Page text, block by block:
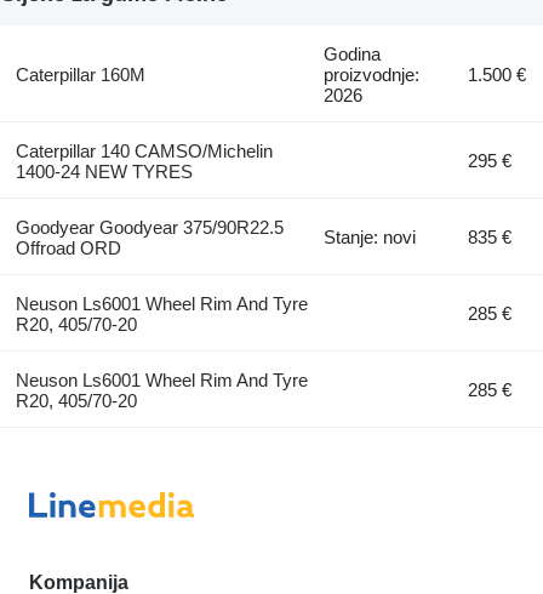
Caterpillar 160M
Godina
proizvodnje:
2026
1.500 €
Caterpillar 140 CAMSO/Michelin
1400-24 NEW TYRES
295 €
Goodyear Goodyear 375/90R22.5
Offroad ORD
Stanje: novi 835 €
Neuson Ls6001 Wheel Rim And Tyre
R20, 405/70-20
285 €
Neuson Ls6001 Wheel Rim And Tyre
R20, 405/70-20
285 €
Kompanija